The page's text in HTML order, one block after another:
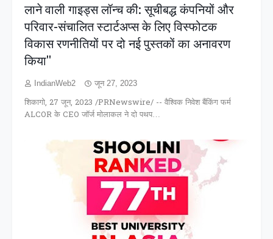
लाने वाली गाइड्स लॉन्च की: सूचीबद्ध कंपनियों और
परिवार-संचालित स्टार्टअप्स के लिए विस्फोटक
विकास रणनीतियों पर दो नई पुस्तकों का अनावरण
किया"
IndianWeb2 जून 27, 2023
शिकागो, 27 जून, 2023 /PRNewswire/ -- वैश्विक निवेश बैंकिंग फर्म
ALCOR के CEO जॉर्ज मोलाकल ने दो पथप…